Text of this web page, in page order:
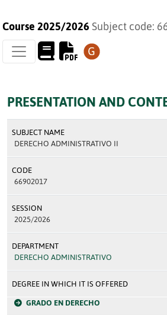
Course 2025/2026 Subject code:
PRESENTATION AND
SUBJECT NAME
DERECHO ADMINISTRATIVO II
CODE
66902017
SESSION
2025/2026
DEPARTMENT
DERECHO ADMINISTRATIVO
DEGREE IN WHICH IT IS OFFERED
GRADO EN DERECHO